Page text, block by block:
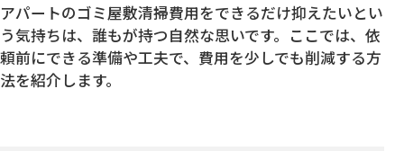
アパートのゴミ屋敷清掃費用をできるだけ抑えたいとい
う気持ちは、誰もが持つ自然な思いです。ここでは、依
頼前にできる準備や工夫で、費用を少しでも削減する方
法を紹介します。